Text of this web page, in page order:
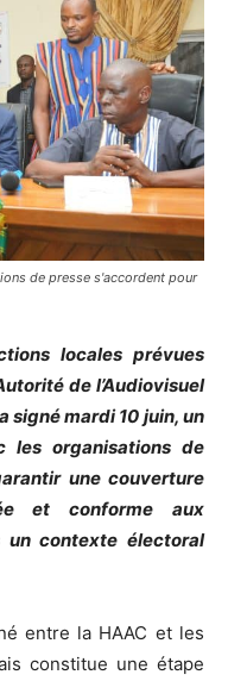
de presse s'accordent pour
locales prévues
de l’Audiovisuel
signé mardi 10 juin, un
les organisations de
une couverture
et conforme aux
un contexte électoral
entre la HAAC et les
constitue une étape